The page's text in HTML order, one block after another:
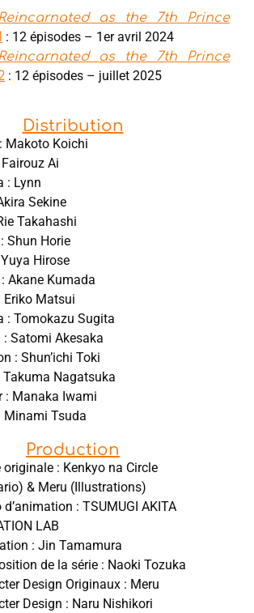
as the 7th Prince
: 12 épisodes – 1er avril 2024
as the 7th Prince
: 12 épisodes – juillet 2025
Distribution
Makoto Koichi
Ai
: Lynn
Sekine
Takahashi
Shun Horie
Hirose
Akane Kumada
Eriko Matsui
: Tomokazu Sugita
Satomi Akesaka
: Shun’ichi Toki
Takuma Nagatsuka
: Manaka Iwami
Minami Tsuda
Production
: Kenkyo na Circle
& Meru (Illustrations)
: TSUMUGI AKITA
LAB
: Jin Tamamura
de la série : Naoki Tozuka
Design Originaux : Meru
Design : Naru Nishikori